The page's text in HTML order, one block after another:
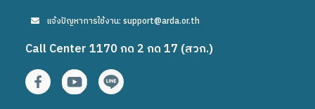
แจ้งปัญหาการใช้งาน: support@arda.or.th
Call Center 1170 กด 2 กด 17 (สวก.)